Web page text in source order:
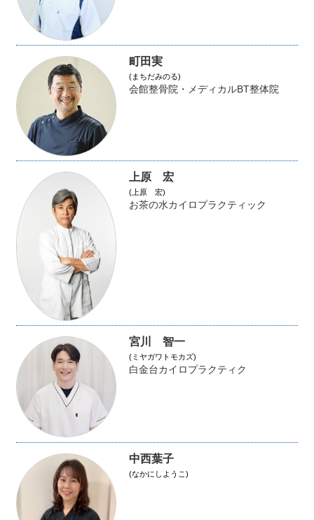
町田実
(まちだみのる)
会館整骨院・メディカルBT整体院
上原 宏
(上原 宏)
お茶の水カイロプラクティック
宮川 智一
(ミヤガワトモカズ)
白金台カイロプラクティク
中西葉子
(なかにしようこ)